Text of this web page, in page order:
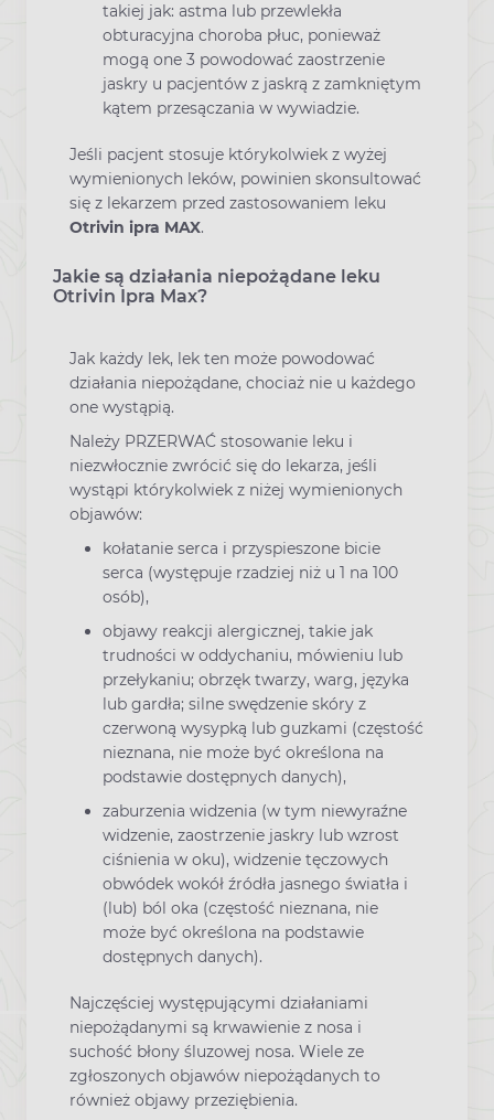
takiej jak: astma lub przewlekła
obturacyjna choroba płuc, ponieważ
mogą one 3 powodować zaostrzenie
jaskry u pacjentów z jaskrą z zamkniętym
kątem przesączania w wywiadzie.
Jeśli pacjent stosuje którykolwiek z wyżej
wymienionych leków, powinien skonsultować
się z lekarzem przed zastosowaniem leku
Otrivin ipra MAX.
Jakie są działania niepożądane leku
Otrivin Ipra Max?
Jak każdy lek, lek ten może powodować
działania niepożądane, chociaż nie u każdego
one wystąpią.
Należy PRZERWAĆ stosowanie leku i
niezwłocznie zwrócić się do lekarza, jeśli
wystąpi którykolwiek z niżej wymienionych
objawów:
kołatanie serca i przyspieszone bicie
serca (występuje rzadziej niż u 1 na 100
osób),
objawy reakcji alergicznej, takie jak
trudności w oddychaniu, mówieniu lub
przełykaniu; obrzęk twarzy, warg, języka
lub gardła; silne swędzenie skóry z
czerwoną wysypką lub guzkami (częstość
nieznana, nie może być określona na
podstawie dostępnych danych),
zaburzenia widzenia (w tym niewyraźne
widzenie, zaostrzenie jaskry lub wzrost
ciśnienia w oku), widzenie tęczowych
obwódek wokół źródła jasnego światła i
(lub) ból oka (częstość nieznana, nie
może być określona na podstawie
dostępnych danych).
Najczęściej występującymi działaniami
niepożądanymi są krwawienie z nosa i
suchość błony śluzowej nosa. Wiele ze
zgłoszonych objawów niepożądanych to
również objawy przeziębienia.